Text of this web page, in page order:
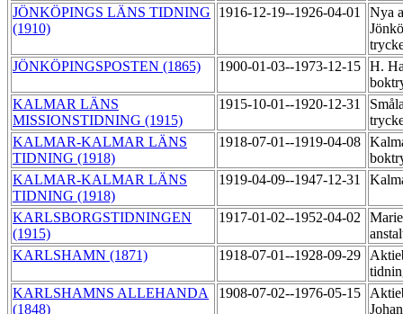
JÖNKÖPINGS LÄNS TIDNING
(1910)
1916-12-19--1926-04-01
Nya
JÖNKÖPINGSPOSTEN (1865)
1900-01-03--1973-12-15 H.
KALMAR LÄNS
MISSIONSTIDNING (1915)
1915-10-01--1920-12-31
KALMAR-KALMAR LÄNS
TIDNING (1918)
1918-07-01--1919-04-08
KALMAR-KALMAR LÄNS
TIDNING (1918)
1919-04-09--1947-12-31
KARLSBORGSTIDNINGEN
(1915)
1917-01-02--1952-04-02
KARLSHAMN (1871)
1918-07-01--1928-09-29
KARLSHAMNS ALLEHANDA
(1848)
1908-07-02--1976-05-15